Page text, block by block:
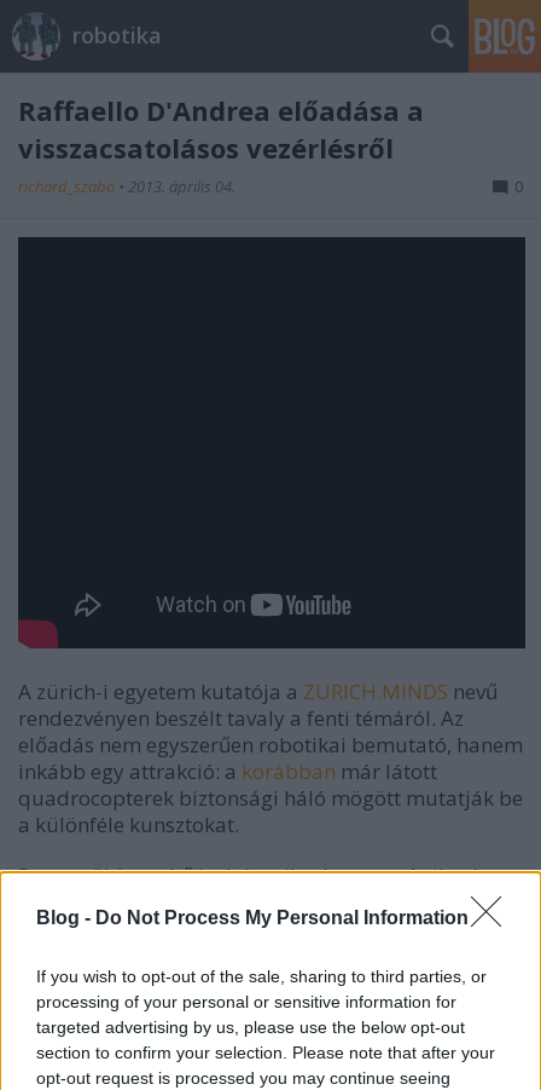
Blog - Do Not Process My Personal Information
If you wish to opt-out of the sale, sharing to third parties, or
processing of your personal or sensitive information for
targeted advertising by us, please use the below opt-out
section to confirm your selection. Please note that after your
opt-out request is processed you may continue seeing
robotika
Raffaello D'Andrea előadása a
visszacsatolásos vezérlésről
richard_szabo • 2013. április 04. 0
A zürich-i egyetem kutatója a ZURICH.MINDS nevű
rendezvényen beszélt tavaly a fenti témáról. Az
előadás nem egyszerűen robotikai bemutató, hanem
inkább egy attrakció: a korábban már látott
quadrocopterek biztonsági háló mögött mutatják be
a különféle kunsztokat.
Persze több segítő is dolgozik a bemutató sikerén,
szerintem nagyon meggyőző, ahogy a robotot csak
úgy a légtérbe hajítva demonstrálja az előadó a
Az alábbi felvétel pedig a konferencián készített
interjú, melyben többek között aKIVAraktáros
rendszerről is szó van: